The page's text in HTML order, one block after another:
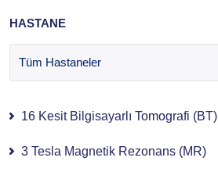
HASTANE
Tüm Hastaneler
16 Kesit Bilgisayarlı Tomografi (BT)
3 Tesla Magnetik Rezonans (MR)